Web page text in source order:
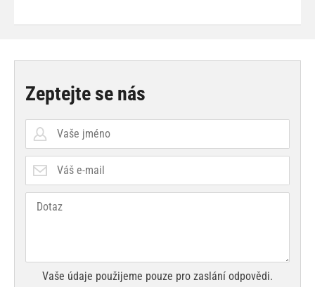
Zeptejte se nás
Vaše údaje použijeme pouze pro zaslání odpovědi.